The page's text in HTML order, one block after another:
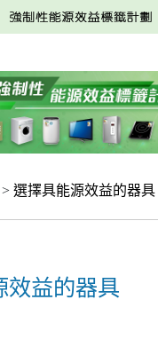
選擇具能源效益的器具
效益的器具